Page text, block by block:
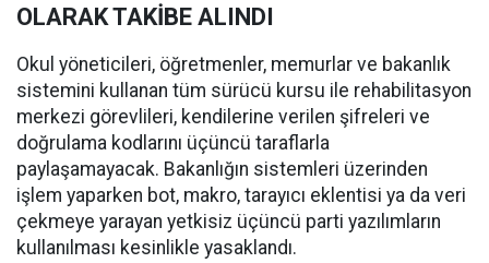
OLARAK TAKİBE ALINDI
Okul yöneticileri, öğretmenler, memurlar ve bakanlık
sistemini kullanan tüm sürücü kursu ile rehabilitasyon
merkezi görevlileri, kendilerine verilen şifreleri ve
doğrulama kodlarını üçüncü taraflarla
paylaşamayacak. Bakanlığın sistemleri üzerinden
işlem yaparken bot, makro, tarayıcı eklentisi ya da veri
çekmeye yarayan yetkisiz üçüncü parti yazılımların
kullanılması kesinlikle yasaklandı.